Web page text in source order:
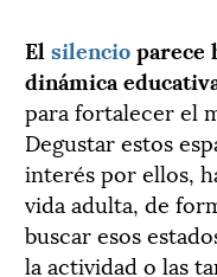
El silencioparece
dinámica
para fortalecer el
Degustar estos
interés por ellos,
vida adulta, de
buscar esos
la actividad o las